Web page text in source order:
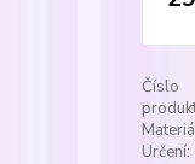
Číslo
Určení: